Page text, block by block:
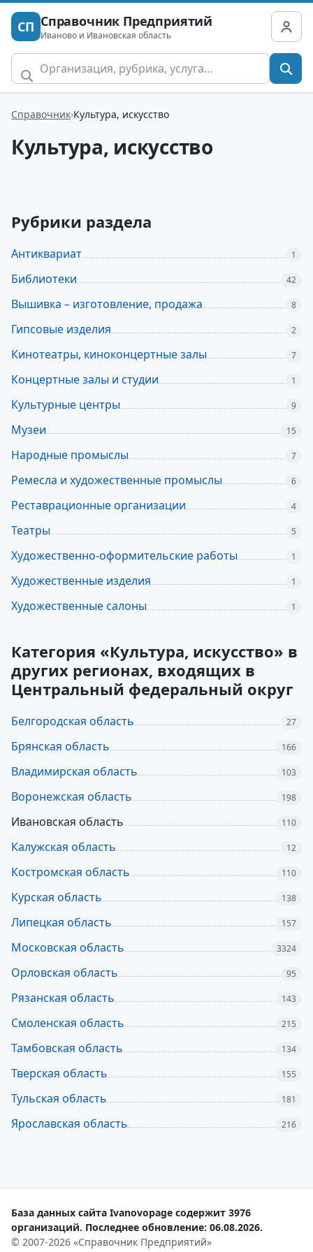
СП Справочник Предприятий
Иваново и Ивановская область
Справочник Культура, искусство
Культура, искусство
Рубрики раздела
Антиквариат 1
Библиотеки 42
Вышивка – изготовление, продажа 8
Гипсовые изделия 2
Кинотеатры, киноконцертные залы 7
Концертные залы и студии 1
Культурные центры 9
Музеи 15
Народные промыслы 7
Ремесла и художественные промыслы 6
Реставрационные организации 4
Театры 5
Художественно-оформительские работы 1
Художественные изделия 1
Художественные салоны 1
Категория «Культура, искусство» в
других регионах, входящих в
Центральный федеральный округ
Белгородская область 27
Брянская область 166
Владимирская область 103
Воронежская область 198
Ивановская область 110
Калужская область 12
Костромская область 110
Курская область 138
Липецкая область 157
Московская область 3324
Орловская область 95
Рязанская область 143
Смоленская область 215
Тамбовская область 134
Тверская область 155
Тульская область 181
Ярославская область 216
База данных сайта Ivanovopage содержит 3976
организаций. Последнее обновление: 06.08.2026.
© 2007-2026 «Справочник Предприятий»